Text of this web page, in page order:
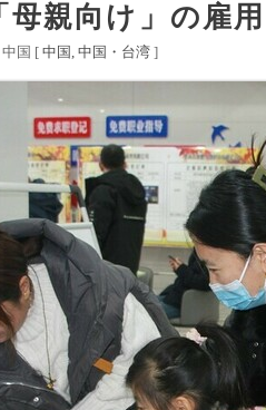
母親向け」の雇
国 [ 中国 中国・台湾 ]